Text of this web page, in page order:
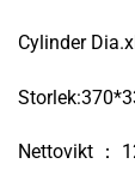
Cylinder
Nettovikt ：